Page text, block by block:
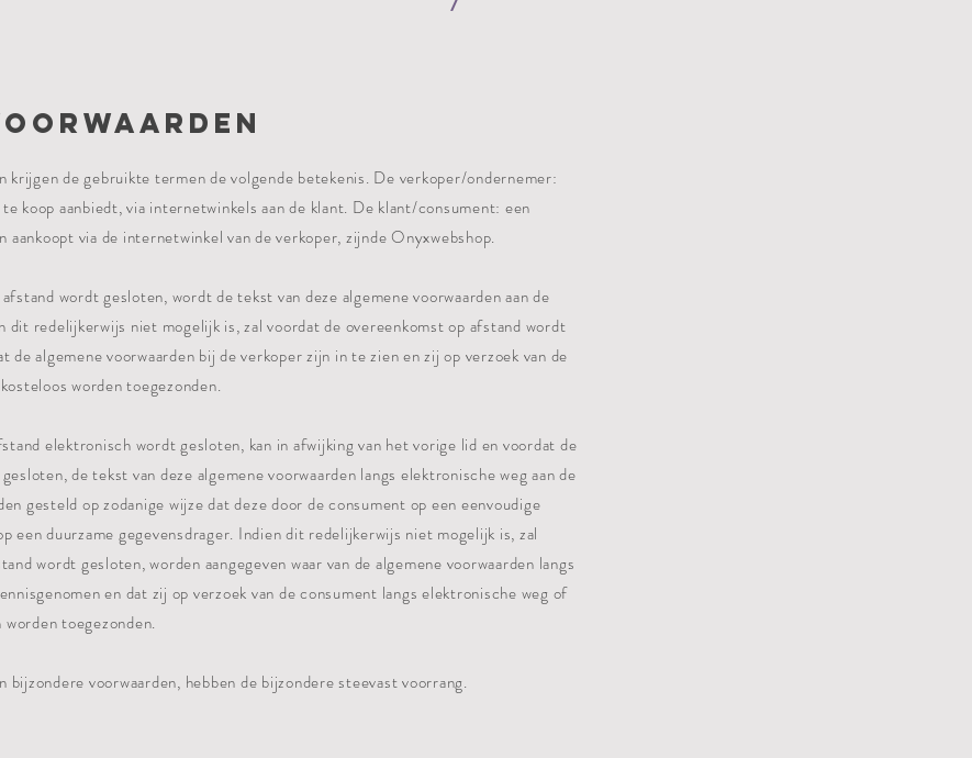
krijgen de gebruikte termen de volgende betekenis. De verkoper/ondernemer:
koop aanbiedt, via internetwinkels aan de klant. De klant/consument: een
aankoopt via de internetwinkel van de verkoper, zijnde Onyxwebshop.
wordt gesloten, wordt de tekst van deze algemene voorwaarden aan de
dit redelijkerwijs niet mogelijk is, zal voordat de overeenkomst op afstand wordt
de algemene voorwaarden bij de verkoper zijn in te zien en zij op verzoek van de
worden toegezonden.
elektronisch wordt gesloten, kan in afwijking van het vorige lid en voordat de
de tekst van deze algemene voorwaarden langs elektronische weg aan de
gesteld op zodanige wijze dat deze door de consument op een eenvoudige
een duurzame gegevensdrager. Indien dit redelijkerwijs niet mogelijk is, zal
wordt gesloten, worden aangegeven waar van de algemene voorwaarden langs
en dat zij op verzoek van de consument langs elektronische weg of
toegezonden.
voorwaarden, hebben de bijzondere steevast voorrang.